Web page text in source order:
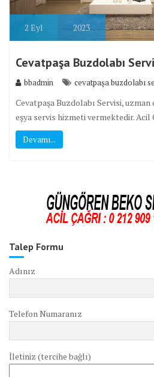
2 Eyl 2023
Cevatpaşa Buzdolabı
bbadmin cevatpaşa buzdolabı
Cevatpaşa Buzdolabı Servisi,
eşya servis hizmeti vermektedir. Acil
Devamı...
Talep Formu
Adınız
Telefon Numaranız
İletiniz (tercihe bağlı)